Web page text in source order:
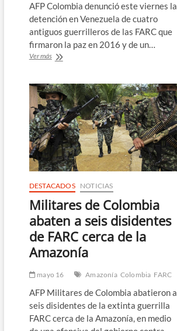
AFP Colombia denunció este viernes la
detención en Venezuela de cuatro
antiguos guerrilleros de las FARC que
firmaron la paz en 2016 y de un…
Ver másColombia
en
Venezuela
de
firmantes
de
paz
con
las
FARC
DESTACADOS
NOTICIAS
Militares de Colombia
abaten a seis disidentes
de FARC cerca de la
Amazonía
mayo 16 Amazonía Colombia FARC
AFP Militares de Colombia abatieron a
seis disidentes de la extinta guerrilla
FARC cerca de la Amazonía, en medio